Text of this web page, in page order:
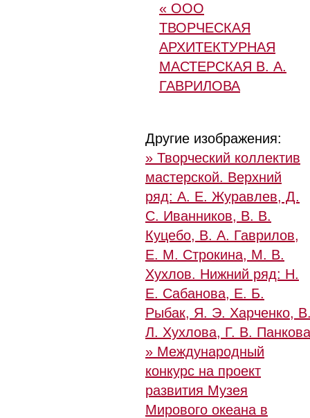
« ООО
ТВОРЧЕСКАЯ
АРХИТЕКТУРНАЯ
МАСТЕРСКАЯ В. А.
ГАВРИЛОВА
Другие изображения:
» Творческий коллектив
мастерской. Верхний
ряд: А. Е. Журавлев, Д.
С. Иванников, В. В.
Куцебо, В. А. Гаврилов,
Е. М. Строкина, М. В.
Хухлов. Нижний ряд: Н.
Е. Сабанова, Е. Б.
Рыбак, Я. Э. Харченко,
Л. Хухлова, Г. В. Панкова
» Международный
конкурс на проект
развития Музея
Мирового океана в